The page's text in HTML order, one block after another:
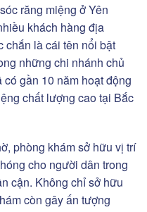
răng miệng ở Yên
khách hàng địa
chắn là cái tên nổi bật
những chi nhánh chủ
gần 10 năm hoạt động
chất lượng cao tại Bắc
phòng khám sở hữu vị trí
cho người dân trong
cận. Không chỉ sở hữu
còn gây ấn tượng